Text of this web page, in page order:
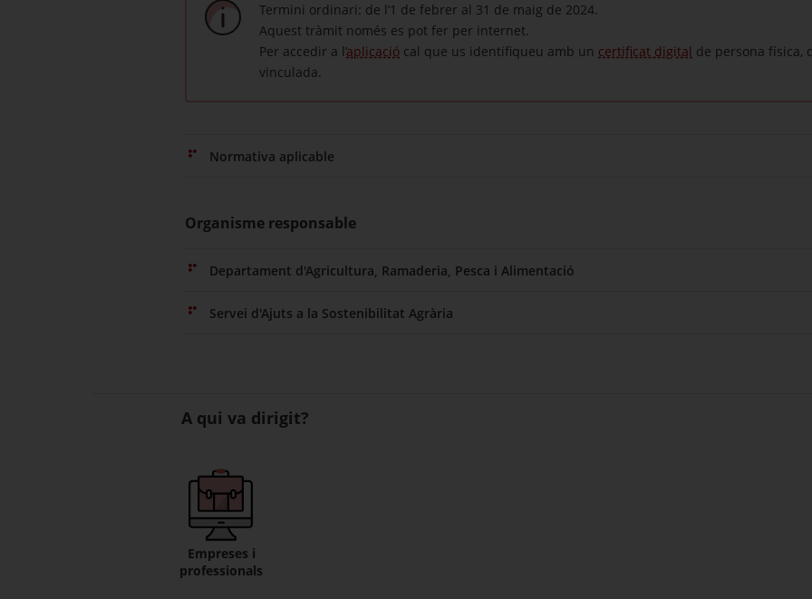
Termini ordinari: de l’1 de febrer al 31 de maig de 2024.
Aquest tràmit només es pot fer per internet.
Per accedir a l’aplicació cal que us identifiqueu amb un certificat digital de persona física,
vinculada.
Normativa aplicable
Organisme responsable
Departament d'Agricultura, Ramaderia, Pesca i Alimentació
Servei d'Ajuts a la Sostenibilitat Agrària
A qui va dirigit?
Empreses i
professionals